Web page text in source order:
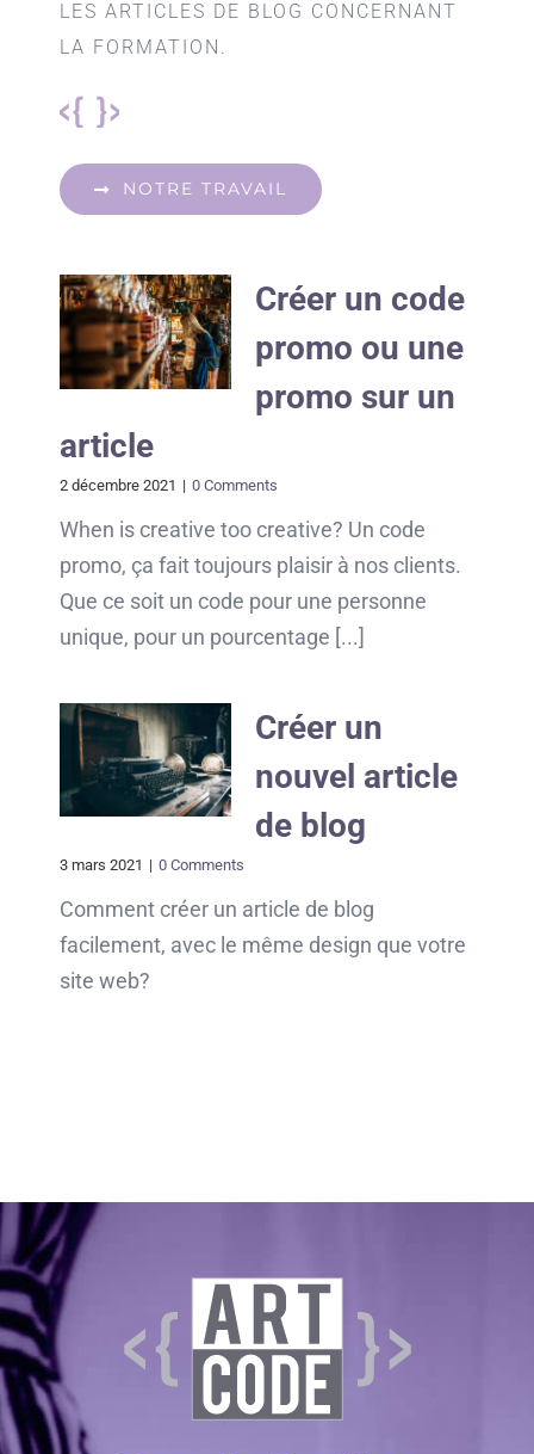
LES ARTICLES DE BLOG CONCERNANT
LA FORMATION.
NOTRE TRAVAIL
Créer un code
promo ou une
promo sur un
article
2 décembre 2021 | 0 Comments
When is creative too creative? Un code
promo, ça fait toujours plaisir à nos clients.
Que ce soit un code pour une personne
unique, pour un pourcentage [...]
Créer un
nouvel article
de blog
3 mars 2021 | 0 Comments
Comment créer un article de blog
facilement, avec le même design que votre
site web?